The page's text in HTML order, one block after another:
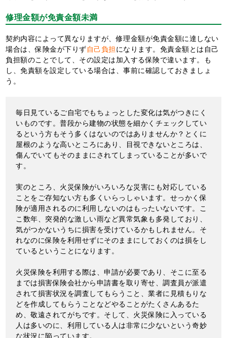
修理金額が免責金額未満
契約内容によって異なりますが、修理金額が免責金額に達しない
場合は、保険金が下りず自己負担 になります。免責金額とは自己
負担額のことでして、その設定は加入する保険で違います。も
し、免責額を設定している場合は、事前に確認しておきましょ
う。
毎日見ているご自宅でもちょっとした変化は気がつきにく
いものです。普段から建物の状態を細かくチェックしてい
るという方もそう多くはないのではありませんか？とくに
屋根のような高いところにあり、目視できないところは、
傷んでいてもそのままにされてしまっていることが多いで
す。
実のところ、火災保険がいろいろな災害にも対応している
ことをご存知ない方も多くいらっしゃいます。せっかく保
険が適用されるのに利用しないのはもったいないです。こ
こ数年、突発的な激しい雨など異常気象も多発しており、
気がつかないうちに損害を受けているかもしれません。そ
れなのに保険を利用せずにそのままにしておくのは損をし
ているということになります。
火災保険を利用する際は、申請が必要であり、そこに至る
までは損害保険会社から申請書を取り寄せ、調査員が派遣
されて損害状況を調査してもらうこと、業者に見積もりな
どを作成してもらうことなどやることがたくさんあるた
め、敬遠されてがちです。そして、火災保険に入っている
人は多いのに、利用している人は非常に少ないという奇妙
な状況に陥っています。